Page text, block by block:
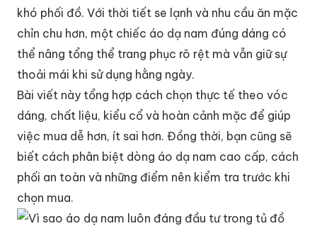
khó phối đồ. Với thời tiết se lạnh và nhu cầu ăn mặc
chỉn chu hơn, một chiếc áo dạ nam đúng dáng có
thể nâng tổng thể trang phục rõ rệt mà vẫn giữ sự
thoải mái khi sử dụng hằng ngày.
Bài viết này tổng hợp cách chọn thực tế theo vóc
dáng, chất liệu, kiểu cổ và hoàn cảnh mặc để giúp
việc mua dễ hơn, ít sai hơn. Đồng thời, bạn cũng sẽ
biết cách phân biệt dòng áo dạ nam cao cấp, cách
phối an toàn và những điểm nên kiểm tra trước khi
chọn mua.